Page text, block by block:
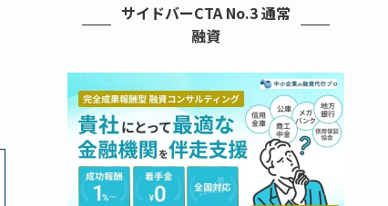
サイドバーCTA No.3 通常
融資